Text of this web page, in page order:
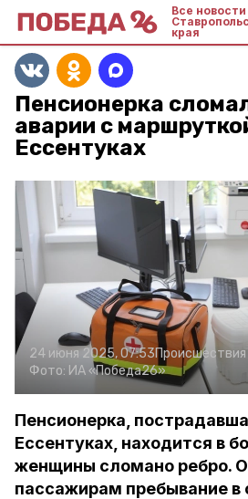
Все новости
края
Пенсионерка
аварии с
Ессентуках
24 июня 2025, 07:53Происшествия
Фото: ИА «Победа26»
Пенсионерка,
Ессентуках, находится в
женщины сломано ребро.
пассажирам пребывание в